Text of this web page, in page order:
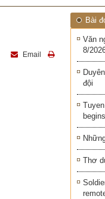
Email
Bài
Văn
8/
đội
Thơ